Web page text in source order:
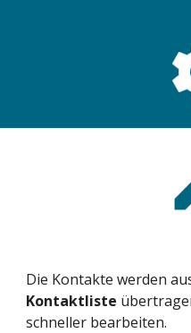
Die Kontakte werden
Kontaktliste
schneller bearbeiten.